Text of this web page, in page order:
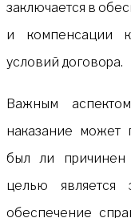
заключается в
и компенсации
условий договора.
Важным
наказание может
был ли причинен
целью является
обеспечение